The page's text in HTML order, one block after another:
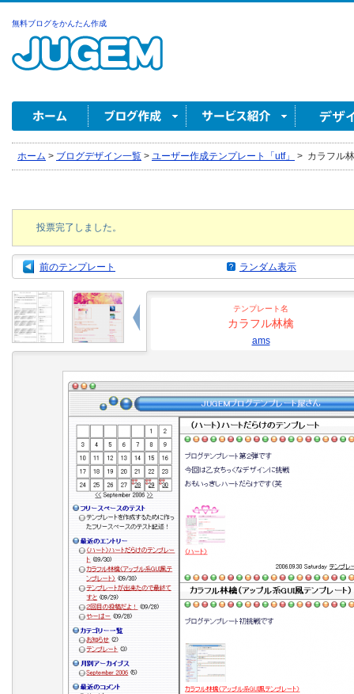
無料ブログをかんたん作成
ホーム > ブログデザイン一覧 > ユーザー作成テンプレート「utf」 > カラフル
投票完了しました。
前のテンプレート ランダム表示
テンプレート名
カラフル林檎
ams